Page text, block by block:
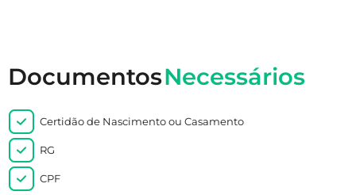
DocumentosNecessários
Certidão de Nascimento ou Casamento
RG
CPF